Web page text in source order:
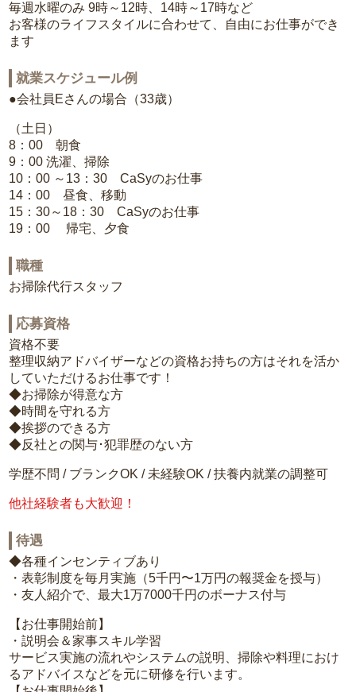
毎週水曜のみ 9時～12時、14時～17時など
お客様のライフスタイルに合わせて、自由にお仕事ができ
ます
就業スケジュール例
●会社員Eさんの場合（33歳）
（土日）
8：00 朝食
9：00 洗濯、掃除
10：00 ～13：30 CaSyのお仕事
14：00 昼食、移動
15：30～18：30 CaSyのお仕事
19：00 帰宅、夕食
職種
お掃除代行スタッフ
応募資格
資格不要
整理収納アドバイザーなどの資格お持ちの方はそれを活か
していただけるお仕事です！
◆お掃除が得意な方
◆時間を守れる方
◆挨拶のできる方
◆反社との関与･犯罪歴のない方
学歴不問 / ブランクOK / 未経験OK / 扶養内就業の調整可
他社経験者も大歓迎！
待遇
◆各種インセンティブあり
・表彰制度を毎月実施（5千円〜1万円の報奨金を授与）
・友人紹介で、最大1万7000千円のボーナス付与
【お仕事開始前】
・説明会＆家事スキル学習
サービス実施の流れやシステムの説明、掃除や料理におけ
るアドバイスなどを元に研修を行います。